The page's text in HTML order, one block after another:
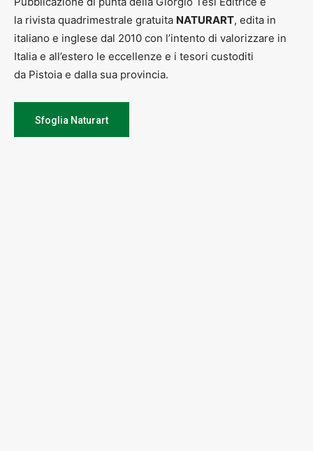
la rivista quadrimestrale gratuita NATURART, edita in
italiano e inglese dal 2010 con l’intento di valorizzare in
Italia e all’estero le eccellenze e i tesori custoditi
da Pistoia e dalla sua provincia.
Sfoglia Naturart